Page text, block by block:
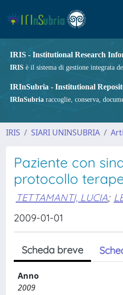
IRIS - Institutional Research
IRIS è il sistema di gestione integrata
IRInSubria - Institutional
IRInSubria raccoglie, conserva,
IRIS SIARI UNINSUBRIA
Paziente con
protocollo
TETTAMANTI, LUCIA;
2009-01-01
Scheda breve
Anno
2009